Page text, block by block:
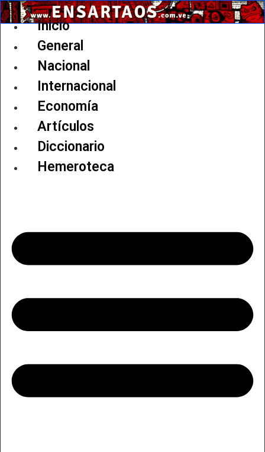
Ir
al
Inicio
General
Nacional
Internacional
Economía
Artículos
Diccionario
Hemeroteca